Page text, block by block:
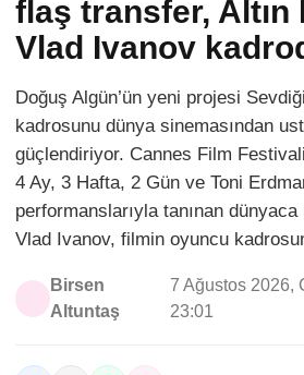
flaş transfer, Altın
Vlad Ivanov
Doğuş Algün’ün yeni projesi
kadrosunu dünya sinemasından
güçlendiriyor. Cannes Film
4 Ay, 3 Hafta, 2 Gün ve Toni
performanslarıyla tanınan
Vlad Ivanov, filmin oyuncu
Birsen
Altuntaş
7 Ağustos 2026,
23:01